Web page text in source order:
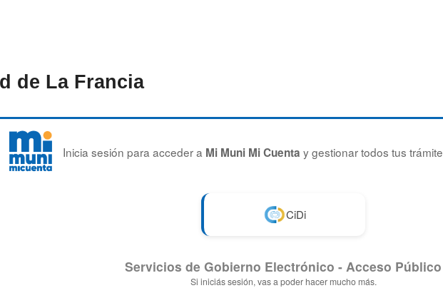
de La Francia
Inicia sesión para acceder a Mi Muni Mi Cuenta y gestionar todos tus
CiDi
Servicios de Gobierno Electrónico - Acceso Público
Si iniciás sesión, vas a poder hacer mucho más.